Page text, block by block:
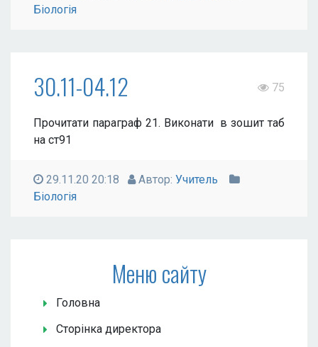
Біологія
30.11-04.12 75
Прочитати параграф 21. Виконати в зошит таб
на ст91
29.11.20 20:18 Автор: Учитель
Біологія
Меню сайту
Головна
Сторінка директора